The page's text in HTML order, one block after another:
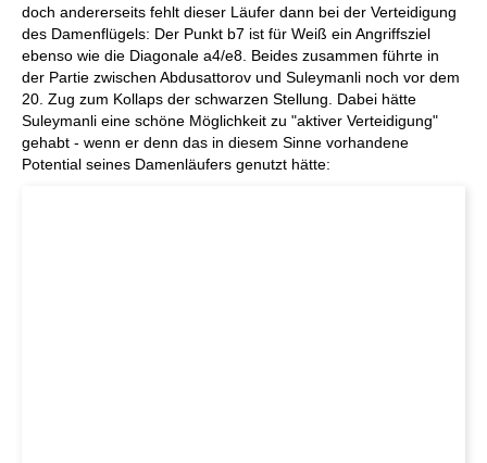
doch andererseits fehlt dieser Läufer dann bei der Verteidigung
des Damenflügels: Der Punkt b7 ist für Weiß ein Angriffsziel
ebenso wie die Diagonale a4/e8. Beides zusammen führte in
der Partie zwischen Abdusattorov und Suleymanli noch vor dem
20. Zug zum Kollaps der schwarzen Stellung. Dabei hätte
Suleymanli eine schöne Möglichkeit zu "aktiver Verteidigung"
gehabt - wenn er denn das in diesem Sinne vorhandene
Potential seines Damenläufers genutzt hätte: